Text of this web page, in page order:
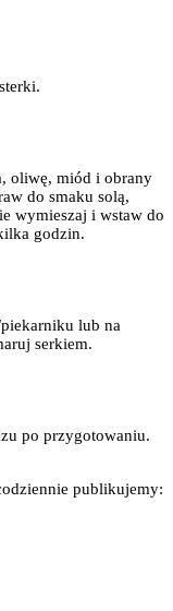
oliwę, miód i obrany
do smaku solą,
wymieszaj i wstaw do
godzin.
lub na
serkiem.
po przygotowaniu.
publikujemy: